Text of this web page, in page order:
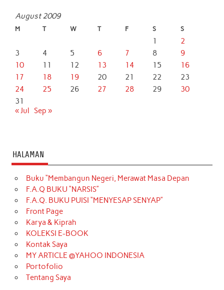
August 2009
M T W T F S S
1
2
3
4 5 6 7 8
9
10
11 12 13 14 15
16
17
18 19 20 21 22
23
24
25 26 27 28 29
30
31
« Jul Sep »
HALAMAN
Buku “Membangun Negeri, Merawat Masa Depan
F.A.Q BUKU “NARSIS”
F.A.Q. BUKU PUISI “MENYESAP SENYAP”
Front Page
Karya & Kiprah
KOLEKSI E-BOOK
Kontak Saya
MY ARTICLE @YAHOO INDONESIA
Portofolio
Tentang Saya